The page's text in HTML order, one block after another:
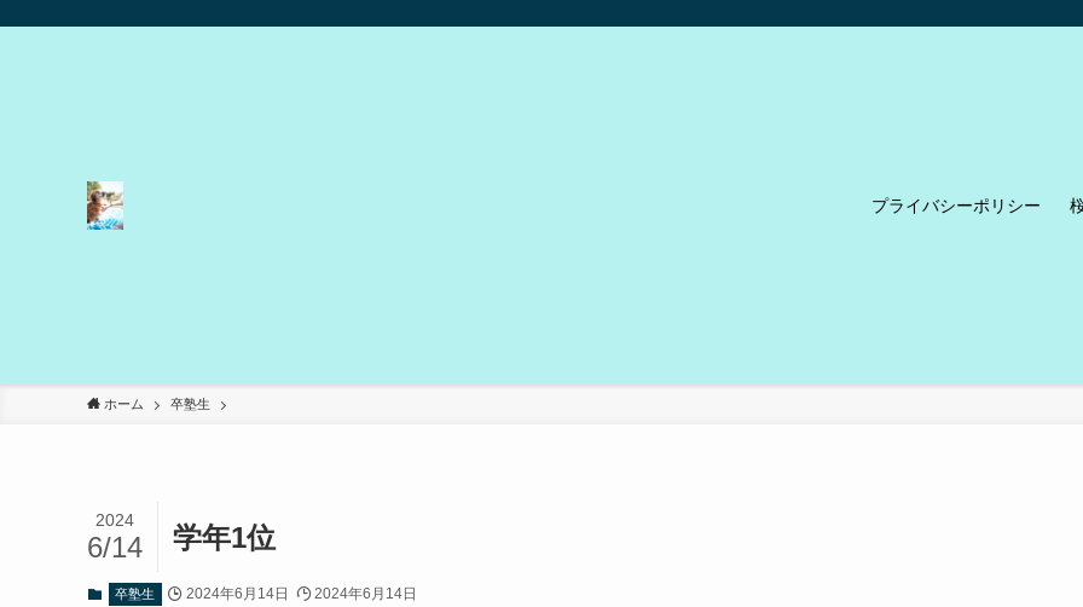
プライバシーポリシー
ホーム 卒塾生
学年1位
2024
6/14
卒塾生 2024年6月14日 2024年6月14日